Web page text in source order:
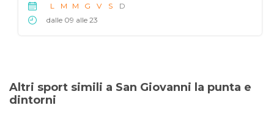
L
M M G V S
D
dalle 09 alle 23
Altri sport simili a San Giovanni la punta e
dintorni